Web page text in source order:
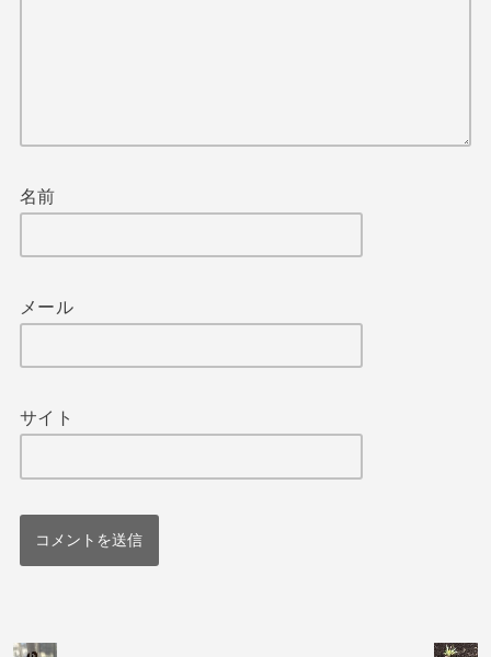
名前
メール
サイト